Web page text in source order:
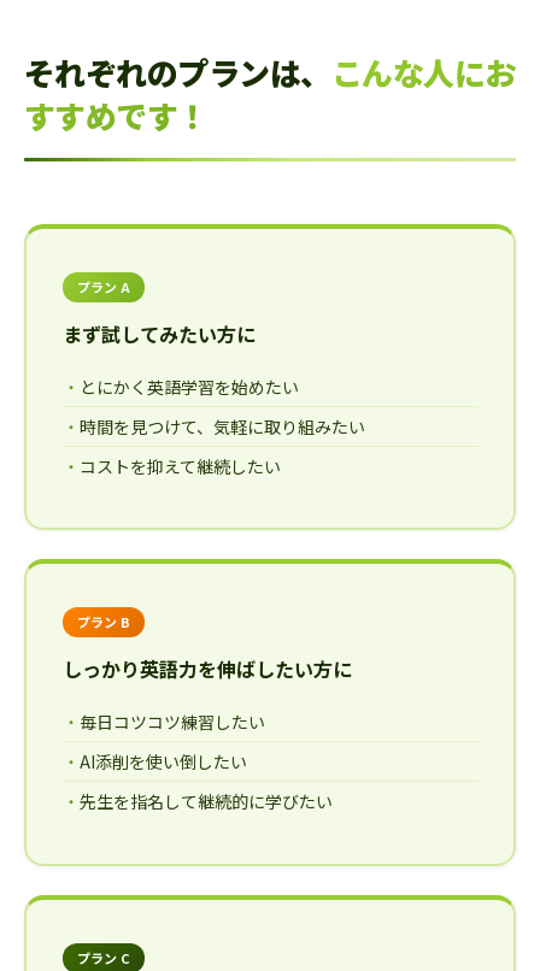
それぞれのプランは、 こんな人にお
すすめです！
プラン A
まず試してみたい方に
とにかく英語学習を始めたい
時間を見つけて、気軽に取り組みたい
コストを抑えて継続したい
プラン B
しっかり英語力を伸ばしたい方に
毎日コツコツ練習したい
AI添削を使い倒したい
先生を指名して継続的に学びたい
プラン C